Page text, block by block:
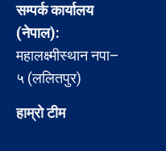
सम्पर्क कार्यालय
(नेपाल):
महालक्ष्मीस्थान नपा–
५ (ललितपुर)
हाम्रो टीम